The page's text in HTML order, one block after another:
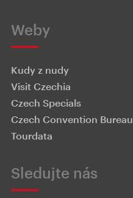
Weby
Kudy z nudy
Visit Czechia
Czech Specials
Czech Convention Bureau
Tourdata
Sledujte nás